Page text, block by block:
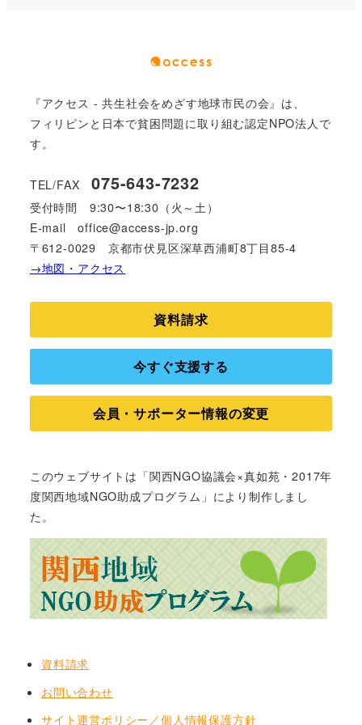
『アクセス - 共生社会をめざす地球市民の会』は、
フィリピンと日本で貧困問題に取り組む認定NPO法人で
す。
TEL/FAX 075-643-7232
受付時間 9:30〜18:30（火～土）
E-mail office@access-jp.org
〒612-0029 京都市伏見区深草西浦町8丁目85-4
→地図・アクセス
資料請求
今すぐ支援する
会員・サポーター情報の変更
このウェブサイトは「関西NGO協議会×真如苑・2017年
度関西地域NGO助成プログラム」により制作しまし
た。
資料請求
お問い合わせ
サイト運営ポリシー／個人情報保護方針